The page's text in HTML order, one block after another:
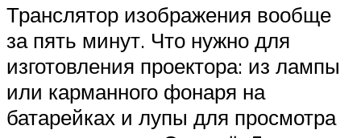
Транслятор изображения вообще
за пять минут. Что нужно для
изготовления проектора: из лампы
или карманного фонаря на
батарейках и лупы для просмотра